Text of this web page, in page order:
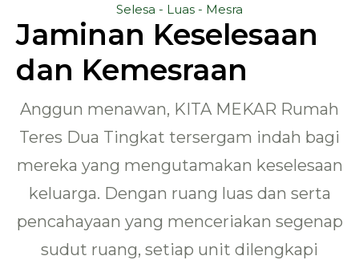
Selesa - Luas - Mesra
Jaminan Keselesaan
dan Kemesraan
Anggun menawan, KITA MEKAR Rumah
Teres Dua Tingkat tersergam indah bagi
mereka yang mengutamakan keselesaan
keluarga. Dengan ruang luas dan serta
pencahayaan yang menceriakan segenap
sudut ruang, setiap unit dilengkapi